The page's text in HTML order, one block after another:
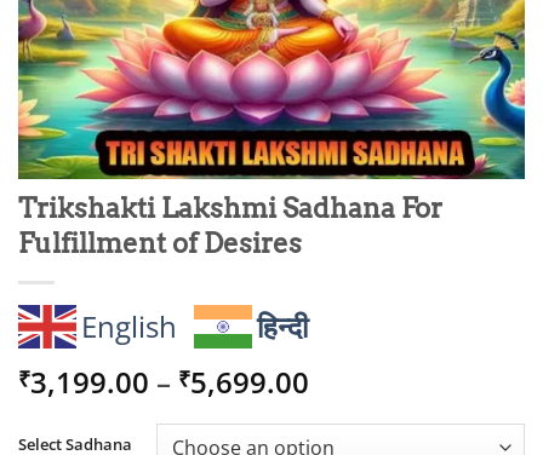
Trikshakti Lakshmi Sadhana For
Fulfillment of Desires
English हिन्दी
₹3,199.00 – ₹5,699.00
₹3,199.00
Select Sadhana